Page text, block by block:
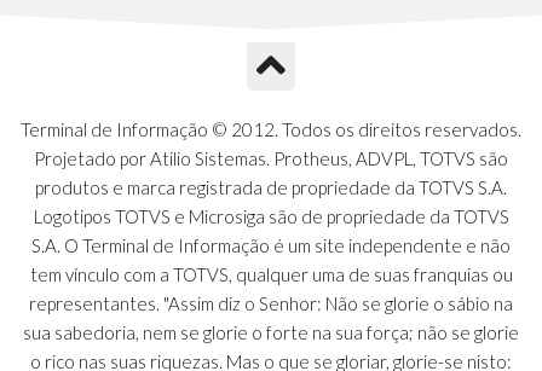
A1S - Notificacoes do Vendedor
A1U - Intermediadores
A1V - Schemas - Gestao de Vendas
A1W - Campos do Schema
A1X - CFDI Complemento Carta Porte
A1Y - Carta Porte - Localizacoes
A1Z - Carta Porte - Operadores
A20 - Nota Explicativa - PCO
A21 - FONTES FINANC.PPA
A22 - Itens Fontes Financ.PPA
Terminal de Informação © 2012. Todos os direitos reservados.
Projetado por Atilio Sistemas. Protheus, ADVPL, TOTVS são
produtos e marca registrada de propriedade da TOTVS S.A.
Logotipos TOTVS e Microsiga são de propriedade da TOTVS
S.A. O Terminal de Informação é um site independente e não
tem vínculo com a TOTVS, qualquer uma de suas franquias ou
representantes. "Assim diz o Senhor: Não se glorie o sábio na
sua sabedoria, nem se glorie o forte na sua força; não se glorie
o rico nas suas riquezas. Mas o que se gloriar, glorie-se nisto: